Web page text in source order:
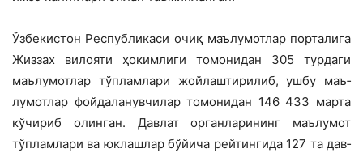
Ўзбекистон Республикаси очиқ маълу­мотлар порталига
Жиззах вилояти ҳоким­лиги томонидан 305 турдаги
маълумотлар тўпламлари жойлаштирилиб, ушбу маъ­
лумотлар фойдаланувчилар томонидан 146 433 марта
кўчириб олинган. Давлат органларининг маълумот
тўпламлари ва юклашлар бўйича рейтингида 127 та дав­